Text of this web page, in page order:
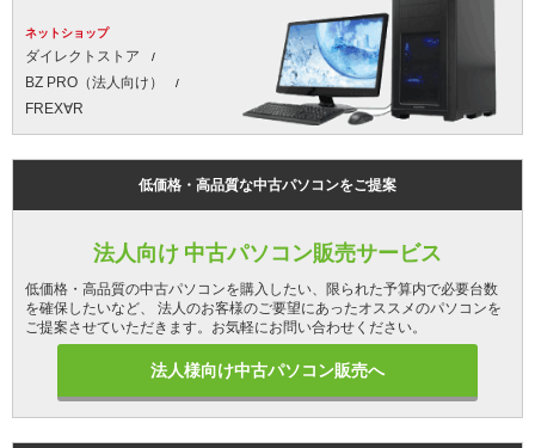
ネットショップ
ダイレクトストア
BZ PRO（法人向け）
FREX∀R
低価格・高品質な中古パソコンをご提案
法人向け 中古パソコン販売サービス
低価格・高品質の中古パソコンを購入したい、限られた予算内で必要台数
を確保したいなど、 法人のお客様のご要望にあったオススメのパソコンを
ご提案させていただきます。お気軽にお問い合わせください。
法人様向け中古パソコン販売へ